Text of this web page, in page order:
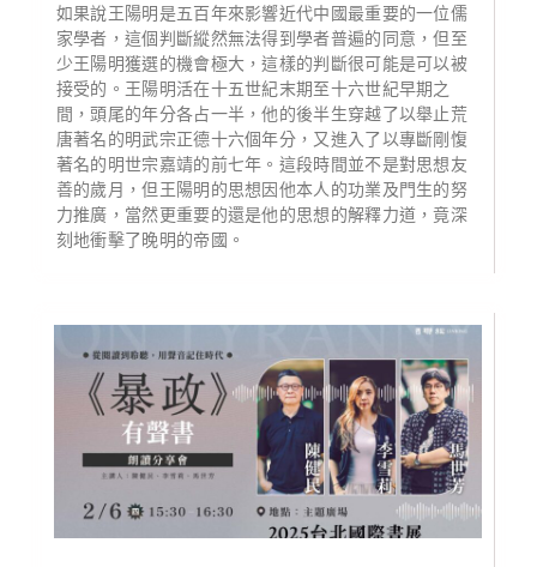
如果說王陽明是五百年來影響近代中國最重要的一位儒
家學者，這個判斷縱然無法得到學者普遍的同意，但至
少王陽明獲選的機會極大，這樣的判斷很可能是可以被
接受的。王陽明活在十五世紀末期至十六世紀早期之
間，頭尾的年分各占一半，他的後半生穿越了以舉止荒
唐著名的明武宗正德十六個年分，又進入了以專斷剛愎
著名的明世宗嘉靖的前七年。這段時間並不是對思想友
善的歲月，但王陽明的思想因他本人的功業及門生的努
力推廣，當然更重要的還是他的思想的解釋力道，竟深
刻地衝擊了晚明的帝國。